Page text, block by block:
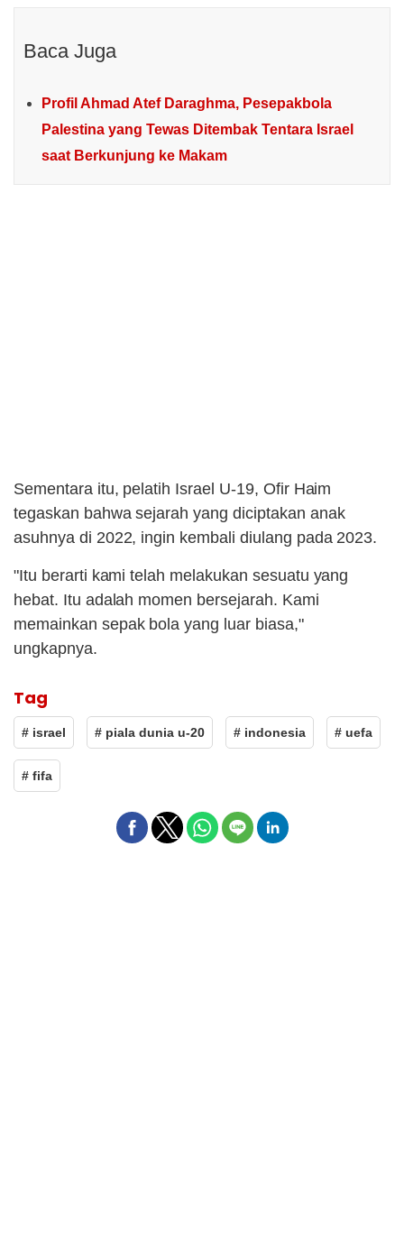
Baca Juga
Profil Ahmad Atef Daraghma, Pesepakbola
Palestina yang Tewas Ditembak Tentara Israel
saat Berkunjung ke Makam
Sementara itu, pelatih Israel U-19, Ofir Haim
tegaskan bahwa sejarah yang diciptakan anak
asuhnya di 2022, ingin kembali diulang pada 2023.
"Itu berarti kami telah melakukan sesuatu yang
hebat. Itu adalah momen bersejarah. Kami
memainkan sepak bola yang luar biasa,"
ungkapnya.
Tag
# israel # piala dunia u-20 # indonesia # uefa
# fifa